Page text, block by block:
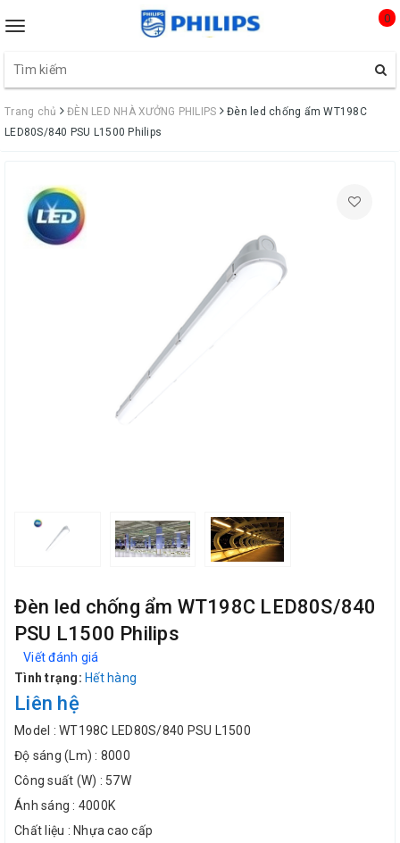
Toggle
0
Trang chủ ĐÈN LED NHÀ XƯỞNG PHILIPS
Đèn led chống ẩm WT198C
LED80S/840 PSU L1500 Philips
Đèn led chống ẩm WT198C LED80S/840
PSU L1500 Philips
Viết đánh giá
Tình trạng: Hết hàng
Liên hệ
Model : WT198C LED80S/840 PSU L1500
Độ sáng (Lm) : 8000
Công suất (W) : 57W
Ánh sáng : 4000K
Chất liệu : Nhựa cao cấp